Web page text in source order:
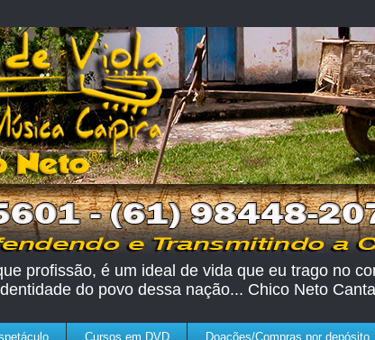
profissão, é um ideal de vida que eu trago no
do povo dessa nação... Chico Neto
Cursos em DVD Doações/Compras por depósito